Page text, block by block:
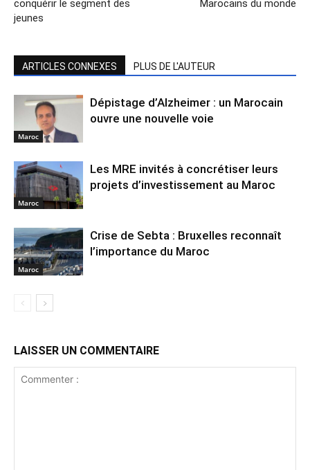
conquérir le segment des
jeunes
Marocains du monde
ARTICLES CONNEXES PLUS DE L'AUTEUR
Maroc
Dépistage d’Alzheimer : un Marocain
ouvre une nouvelle voie
Maroc
Les MRE invités à concrétiser leurs
projets d’investissement au Maroc
Maroc
Crise de Sebta : Bruxelles reconnaît
l’importance du Maroc
LAISSER UN COMMENTAIRE